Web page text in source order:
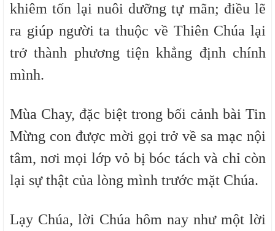
khiêm tốn lại nuôi dưỡng tự mãn; điều lẽ
ra giúp người ta thuộc về Thiên Chúa lại
trở thành phương tiện khẳng định chính
mình.
Mùa Chay, đặc biệt trong bối cảnh bài Tin
Mừng con được mời gọi trở về sa mạc nội
tâm, nơi mọi lớp vỏ bị bóc tách và chỉ còn
lại sự thật của lòng mình trước mặt Chúa.
Lạy Chúa, lời Chúa hôm nay như một lời